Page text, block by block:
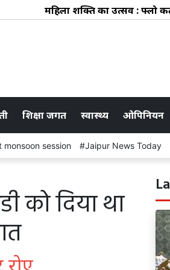
महिला शक्ति का उत्सव : फ्लो
शिक्षा जगत स्वास्थ्य ओपिनियन
monsoon session Jaipur News Today
को दिया था